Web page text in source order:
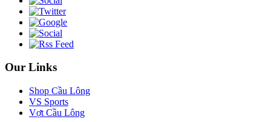
Our Links
Shop Cầu Lông
VS Sports
Vợt Cầu Lông